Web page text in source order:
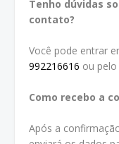
Tenho dúvidas
contato?
Você pode entrar
992216616 ou
Como recebo a
Após a